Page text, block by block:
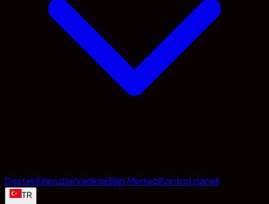
DestekKılavuzlarVarlıklarBilgi MerkeziKontrol paneli
TR